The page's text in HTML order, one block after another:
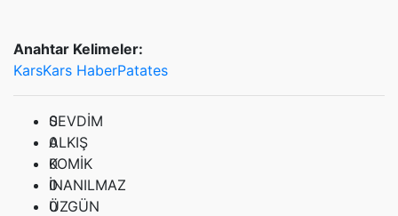
Anahtar Kelimeler:
KarsKars HaberPatates
0
SEVDİM
0
ALKIŞ
0
KOMİK
0
İNANILMAZ
0
ÜZGÜN